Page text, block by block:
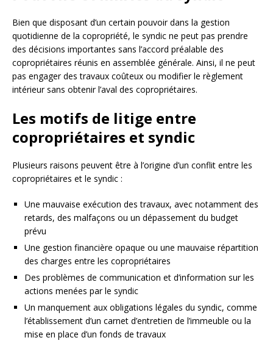
Bien que disposant d’un certain pouvoir dans la gestion
quotidienne de la copropriété, le syndic ne peut pas prendre
des décisions importantes sans l’accord préalable des
copropriétaires réunis en assemblée générale. Ainsi, il ne peut
pas engager des travaux coûteux ou modifier le règlement
intérieur sans obtenir l’aval des copropriétaires.
Les motifs de litige entre
copropriétaires et syndic
Plusieurs raisons peuvent être à l’origine d’un conflit entre les
copropriétaires et le syndic :
Une mauvaise exécution des travaux, avec notamment des
retards, des malfaçons ou un dépassement du budget
prévu
Une gestion financière opaque ou une mauvaise répartition
des charges entre les copropriétaires
Des problèmes de communication et d’information sur les
actions menées par le syndic
Un manquement aux obligations légales du syndic, comme
l’établissement d’un carnet d’entretien de l’immeuble ou la
mise en place d’un fonds de travaux